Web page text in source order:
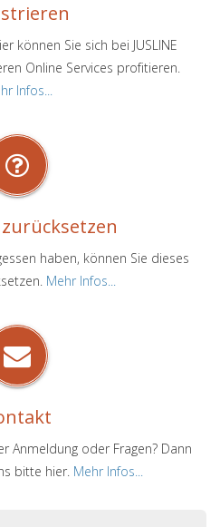
können Sie sich bei JUSLINE
Online Services profitieren.
Infos...
haben, können Sie dieses
Mehr Infos...
Anmeldung oder Fragen? Dann
bitte hier. Mehr Infos...